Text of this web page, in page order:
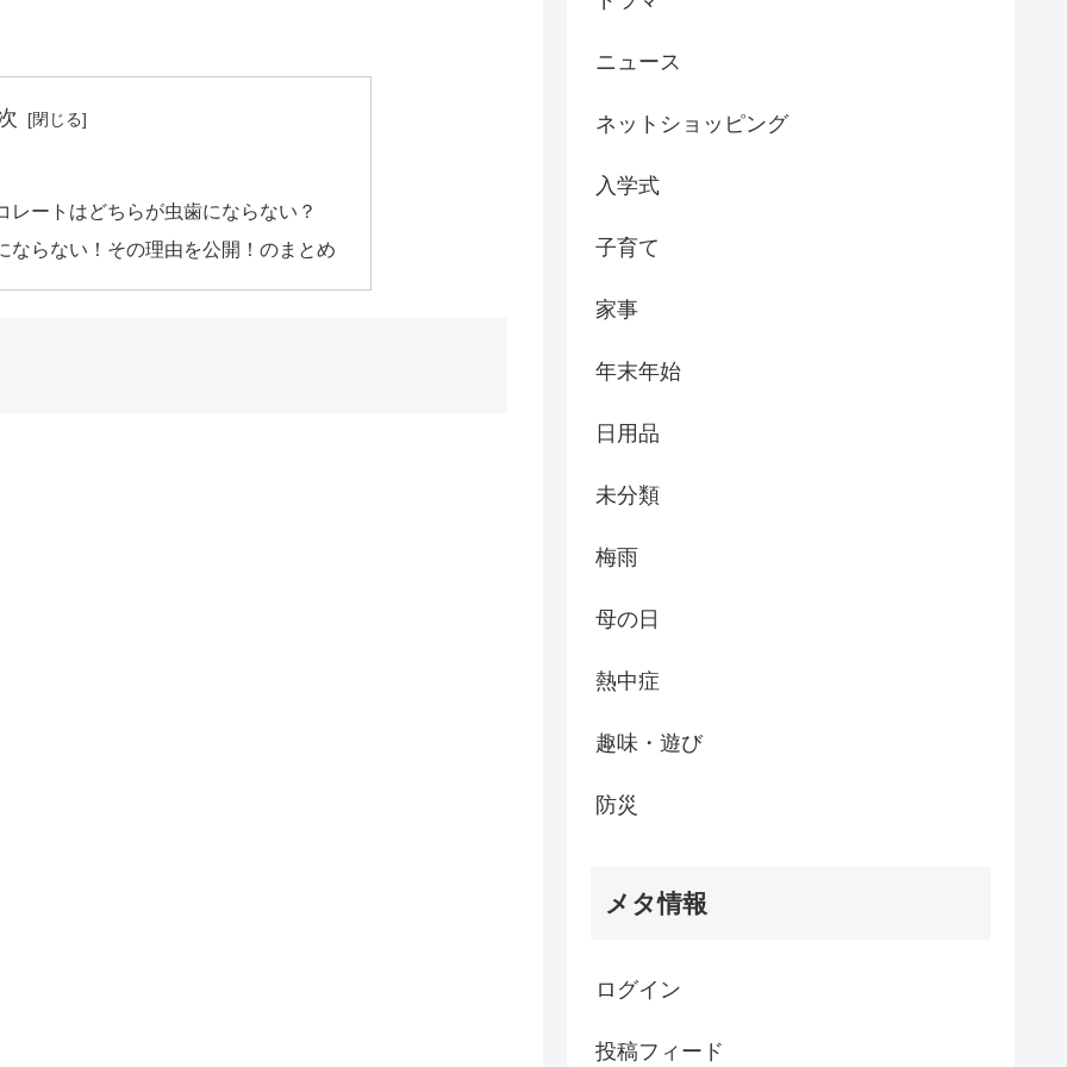
ートはどちらが虫歯にならない？
ならない！その理由を公開！のまとめ
ニュース
ネットショッピング
入学式
子育て
家事
年末年始
日用品
未分類
梅雨
母の日
熱中症
趣味・遊び
防災
メタ情報
ログイン
投稿フィード